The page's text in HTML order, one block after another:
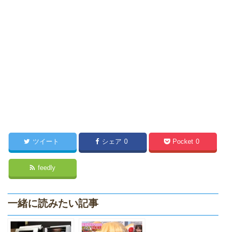
ツイート シェア 0 Pocket 0
feedly
一緒に読みたい記事